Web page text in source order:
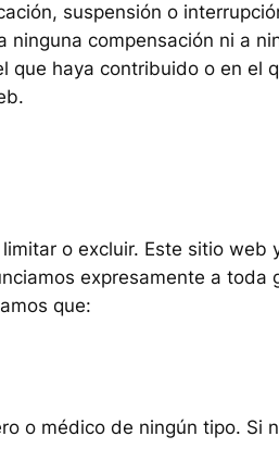
suspensión o
compensación ni a
que haya contribuido o en el
o excluir. Este sitio web
expresamente a toda
que:
o médico de ningún tipo. Si